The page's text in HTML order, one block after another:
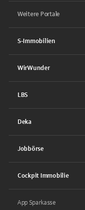
Weitere Portale
S-Immobilien
WirWunder
LBS
Deka
Jobbörse
Cockpit Immobilie
App Sparkasse